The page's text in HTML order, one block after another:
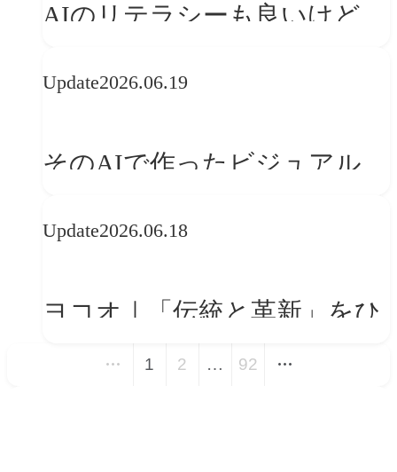
AIのリテラシーも良いけど、
は大丈夫か?【POLA春節事例
Update2026.06.19
そのAIで作ったビジュアル、
せんか？
Update2026.06.18
ヨコオ｜「伝統と革新」をひ
とつの世界観に──新VIを体
1 2 … 92